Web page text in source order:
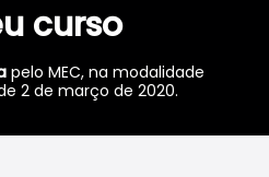
curso
pelo MEC, na modalidade
2 de março de 2020.